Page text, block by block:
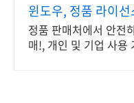
윈도우, 정품 라이
자 전용 할인 혜택!
정품 판매처에서 안전
매!, 개인 및 기업 사용